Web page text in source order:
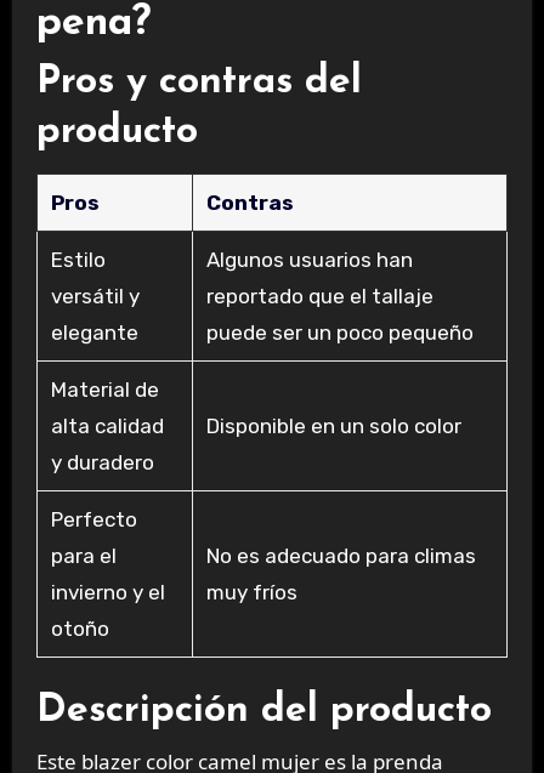
pena?
Pros y contras del
producto
Pros Contras
Estilo
versátil y
elegante
Algunos usuarios han
reportado que el tallaje
puede ser un poco pequeño
Material de
alta calidad
y duradero
Disponible en un solo color
Perfecto
para el
invierno y el
otoño
No es adecuado para climas
muy fríos
Descripción del producto
Este blazer color camel mujer es la prenda